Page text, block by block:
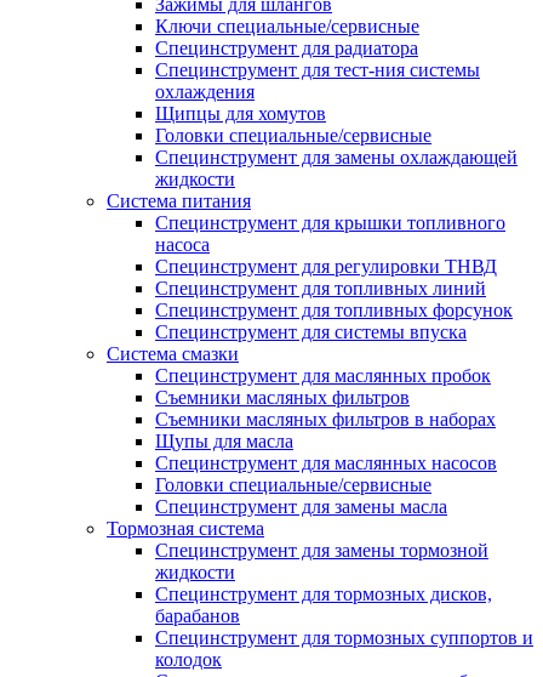
Зажимы для шлангов
Ключи специальные/сервисные
Специнструмент для радиатора
Специнструмент для тест-ния системы
охлаждения
Щипцы для хомутов
Головки специальные/сервисные
Специнструмент для замены охлаждающей
жидкости
Система питания
Специнструмент для крышки топливного
насоса
Специнструмент для регулировки ТНВД
Специнструмент для топливных линий
Специнструмент для топливных форсунок
Специнструмент для системы впуска
Система смазки
Специнструмент для маслянных пробок
Съемники масляных фильтров
Съемники масляных фильтров в наборах
Щупы для масла
Специнструмент для маслянных насосов
Головки специальные/сервисные
Специнструмент для замены масла
Тормозная система
Специнструмент для замены тормозной
жидкости
Специнструмент для тормозных дисков,
барабанов
Специнструмент для тормозных суппортов и
колодок